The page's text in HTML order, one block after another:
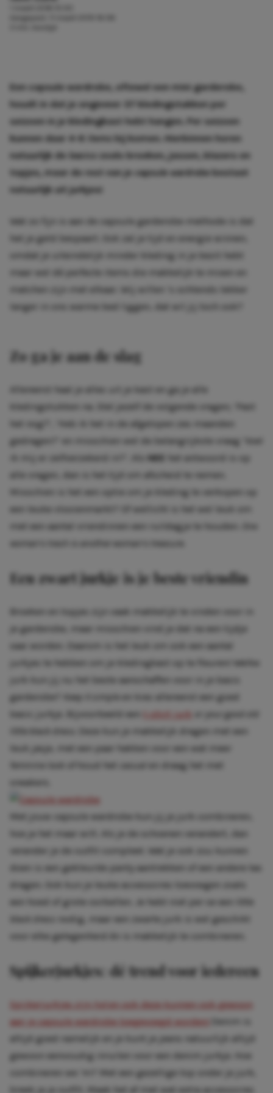
Een capsule wardrobe, oftewel een mini garderobe,
houdt in dat je ongeveer 37 kledingstukken per
seizoen in je kledingkast hebt hangen. Per seizoen
kunnen daar 4-6
items bij komen. Hierbinnen horen
natuurlijk de basics
zoals broeken, jassen, blazers en
topjes, maar de rest van je
capsule wardrobe bestaat
natuurlijk uit jurkjes!
Wat zo fijn is aan de capsule garderobe-methode is dat
het je geld bespaart. Ook zal je tijd en energie winnen,
omdat je uiteindelijk minder kleding in je bezit hebt
maar wel dé perfecte items die makkelijk te mixen en
matchen zijn met elkaar. Wij willen ‘s ochtends lekker
langer in ons warme bed liggen, dat wil jij toch ook?
Zo ga je aan de slag
Allereerst haal je alles uit je kast en ga je alle
kledingstukken na. Stel jezelf de volgende vragen; ‘Past
het nog?’, ‘Heb ik het in de afgelopen zes maanden
gedragen?’ en misschien wel de belangrijkste vraag ‘Voel
NEE
het antwoord is op
alle vragen, dan is het tijd om afscheid te nemen.
Misschien is het een optie om je kleding te verkopen op
een leuke vlooienmarkt? Of wellicht is het wel leuk om
met een aantal vriendinnen een ruildagje te houden.
woman’s trash is another woman’s treasure.
Een zwart jurkje is je beste vriendin
Broeken en topjes zijn vaak makkelijk te vinden voor in
je garderobe, maar misschien vind je dat na een tijdje
saai worden. Daarom is het leuk om ook een aantal
jurkjes te hebben om je kledingkast op te fleuren! Welke
jurk kun jij nu het beste aanschaffen voor in je basis
garderobe?
Keep it simple
en kies allereerst een goed
basic jurkje. Bijvoorbeeld een
t-shirt jurk
your good old
little black dress
Deze kun je makkelijk dragen met een
leuk jasje, met een paar hakken voor een wat meer
houd het
en draag het met
sneakers.
Met jouw capsule wardrobe kun jij je jurk combineren,
hoe je het maar wilt. Als je de schoenen verandert, dan
verander je de outfit compleet. Wat je ook zou kunnen
doen is een gekleurde panty aantrekken of een andere tas
dragen. Ook kun je leuke accessoires toevoegen zoals
een hoed of grote oorbellen. Je hebt niet per se een
black dress
nodig, maar een zwarte jurk is wel geschikt
voor elke gelegenheid én is makkelijk te combineren.
Spijkerjurkjes: dé trend voor iedereen
Spijkerjurkjes zijn hoten ook deze kunnen ook gewoon
aan je capsule wardrobe toegevoegd worden!
altijd goed namelijk en je kunt je jeans natuurlijk altijd
gewoon eenvoudig inruilen voor een denim jurkje. Hoe
combineren we ‘m? Met een gezellige top onder je jurk,
breek je je outfit. Maak het af met wat extra accessoires